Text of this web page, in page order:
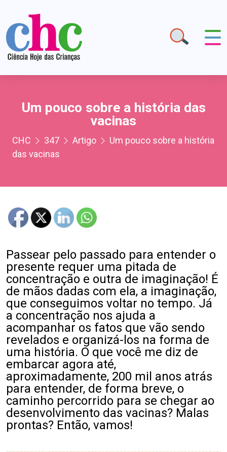
Um pouco sobre a história das
vacinas
CHC 347 Artigo
Um pouco sobre a história
das vacinas
Passear pelo passado para entender o
presente requer uma pitada de
concentração e outra de imaginação! É
de mãos dadas com ela, a imaginação,
que conseguimos voltar no tempo. Já
a concentração nos ajuda a
acompanhar os fatos que vão sendo
revelados e organizá-los na forma de
uma história. O que você me diz de
embarcar agora até,
aproximadamente, 200 mil anos atrás
para entender, de forma breve, o
caminho percorrido para se chegar ao
desenvolvimento das vacinas? Malas
prontas? Então, vamos!